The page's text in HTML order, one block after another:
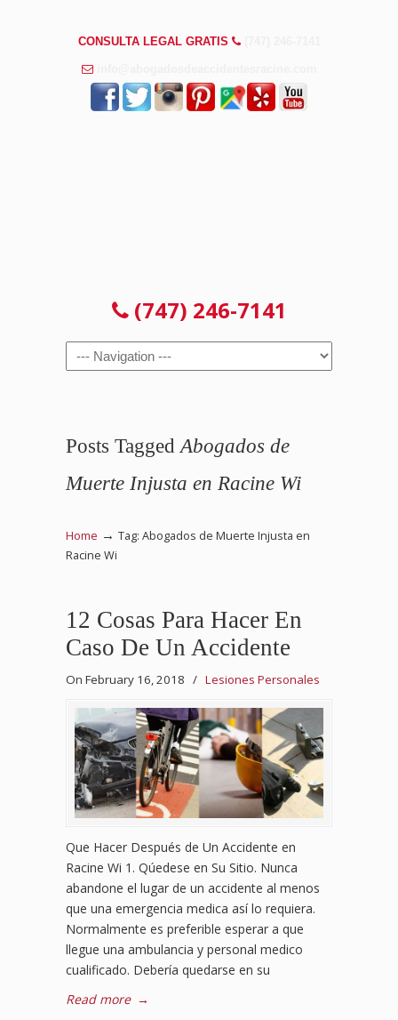
CONSULTA LEGAL GRATIS
(747) 246-7141
Navigation
Posts Tagged Abogados de
Muerte Injusta en Racine Wi
Home → Tag: Abogados de Muerte Injusta en
Racine Wi
12 Cosas Para Hacer En
Caso De Un Accidente
On February 16, 2018 / Lesiones Personales
Que Hacer Después de Un Accidente en
Racine Wi 1. Qúedese en Su Sitio. Nunca
abandone el lugar de un accidente al menos
que una emergencia medica así lo requiera.
Normalmente es preferible esperar a que
llegue una ambulancia y personal medico
cualificado. Debería quedarse en su
Read more →